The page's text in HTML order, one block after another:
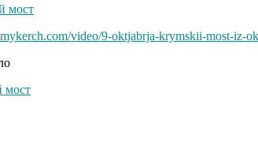
мост
video/9-oktjabrja-krymskii-most-iz-
мост